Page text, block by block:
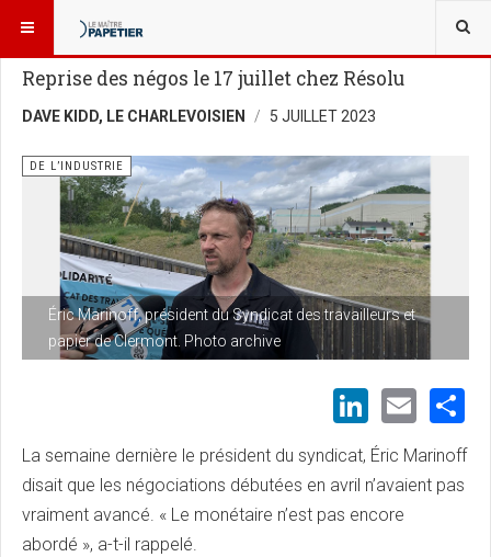
VOUS ÊTES ICI :
Reprise des négos le 17 juillet chez Résolu
DAVE KIDD, LE CHARLEVOISIEN 5 JUILLET 2023
Éric Marinoff, président du Syndicat des travailleurs et
papier de Clermont. Photo archive
DE L’INDUSTRIE
La semaine dernière le président du syndicat, Éric Marinoff
disait que les négociations débutées en avril n’avaient pas
vraiment avancé. « Le monétaire n’est pas encore
abordé », a-t-il rappelé.